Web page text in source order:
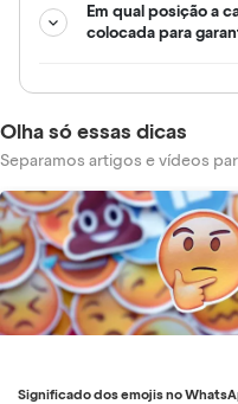
Em qual posição a
colocada para
Olha só essas dicas
Separamos artigos e vídeos
Significado dos emojis no